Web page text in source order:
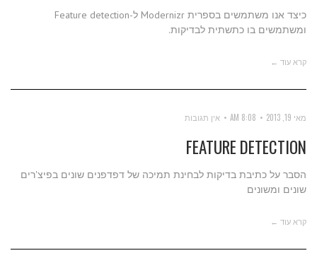
כיצד אנו משתמשים בספרית Modernizr ל-Feature detection
ומשתמשים בו כתשתית לבדיקות.
קרא עוד ←
מאי 19, 2013 8:08 AM אין תגובות
FEATURE DETECTION
הסבר על כתיבת בדיקות לבחינת תמיכה של דפדפנים שונים בפיצ'רים
שונים ומשונים
קרא עוד ←